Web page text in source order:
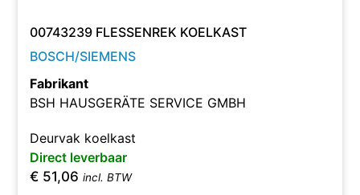
00743239 FLESSENREK KOELKAST
BOSCH/SIEMENS
Fabrikant
BSH HAUSGERÄTE SERVICE GMBH
Deurvak koelkast
Direct leverbaar
€ 51,06 incl. BTW